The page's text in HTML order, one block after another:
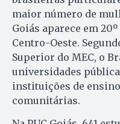
maior número de
Goiás aparece em
Centro-Oeste.
Superior do MEC, o
universidades
instituições de
comunitárias.